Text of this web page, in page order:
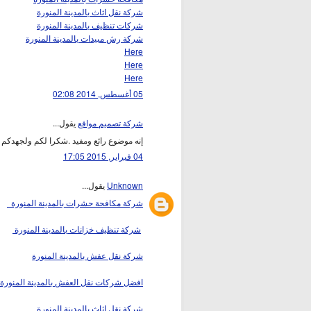
شركة نقل اثاث بالمدينة المنورة
شركات تنظيف بالمدينة المنورة
شركة رش مبيدات بالمدينة المنورة
Here
Here
Here
05 أغسطس, 2014 02:08
شركة تصميم مواقع يقول...
إنه موضوع رائع ومفيد .شكرا لكم ولجهدكم
04 فبراير, 2015 17:05
Unknown يقول...
شركة مكافحة حشرات بالمدينة المنورة
شركة تنظيف خزانات بالمدينة المنورة
شركة نقل عفش بالمدينة المنورة
افضل شركات نقل العفش بالمدينة المنورة
شركة نقل اثاث بالمدينة المنورة